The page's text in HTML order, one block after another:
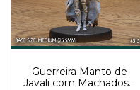
Guerreira Manto de
Javali com Machados -